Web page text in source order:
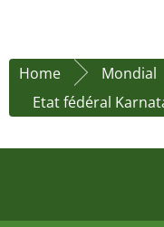
Home Mondial
Etat fédéral